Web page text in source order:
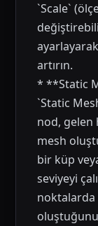
`Scale`
artırın.
* **Static
`Static
nod, gelen
mesh
bir küp
seviyeyi
noktalarda
oluştuğunu